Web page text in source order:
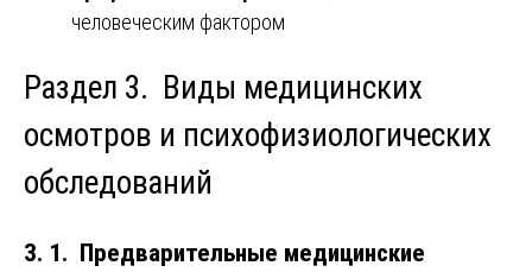
человеческим фактором
Раздел 3. Виды медицинских
осмотров и психофизиологических
обследований
3. 1. Предварительные медицинские